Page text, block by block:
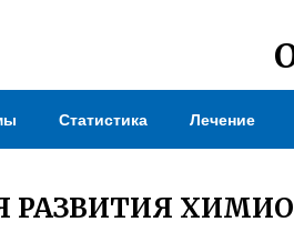
Статистика Лечение
РАЗВИТИЯ